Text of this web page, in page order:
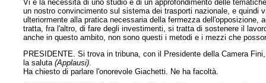
Vi è la necessità di uno studio e di un approfondimento delle
un nostro convincimento sul sistema dei trasporti nazionale, e quindi
ulteriormente alla pratica necessaria della fermezza
tratta, fra l'altro, di fare degli investimenti, si tratta di sostenere il
anche in questo ambito, non sono questi i metodi e i mezzi che
PRESIDENTE. Si trova in tribuna, con il Presidente della Camera
la saluta(Applausi).
Ha chiesto di parlare l'onorevole Giachetti. Ne ha facoltà.